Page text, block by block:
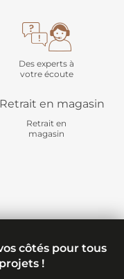
Des experts à
votre écoute
Retrait en
magasin
côtés pour tous
!